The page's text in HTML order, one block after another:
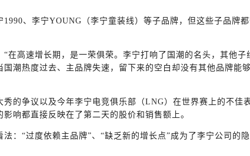
、李宁YOUNG（李宁童装线）等子品牌，但这些子品牌
在高速增长期，是一荣俱荣。李宁打响了国潮的名头，其他子
国潮热度过去、主品牌失速，留下来的空白却没有其他品牌能
秀的争议以及今年李宁电竞俱乐部（LNG）在世界赛上的不佳
响都直接反映在了第二天的股价和销售额上。
：“过度依赖主品牌”、“缺乏新的增长点”成为了李宁公司的隐